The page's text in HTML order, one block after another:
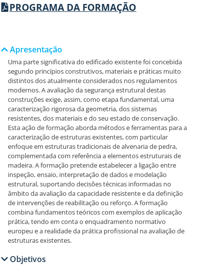
PROGRAMA DA FORMAÇÃO
Apresentação
Uma parte significativa do edificado existente foi concebida
segundo princípios construtivos, materiais e práticas muito
distintos dos atualmente considerados nos regulamentos
modernos. A avaliação da segurança estrutural destas
construções exige, assim, como etapa fundamental, uma
caracterização rigorosa da geometria, dos sistemas
resistentes, dos materiais e do seu estado de conservação.
Esta ação de formação aborda métodos e ferramentas para a
caracterização de estruturas existentes, com particular
enfoque em estruturas tradicionais de alvenaria de pedra,
complementada com referência a elementos estruturais de
madeira. A formação pretende estabelecer a ligação entre
inspeção, ensaio, interpretação de dados e modelação
estrutural, suportando decisões técnicas informadas no
âmbito da avaliação da capacidade resistente e da definição
de intervenções de reabilitação ou reforço. A formação
combina fundamentos teóricos com exemplos de aplicação
prática, tendo em conta o enquadramento normativo
europeu e a realidade da prática profissional na avaliação de
estruturas existentes.
Objetivos